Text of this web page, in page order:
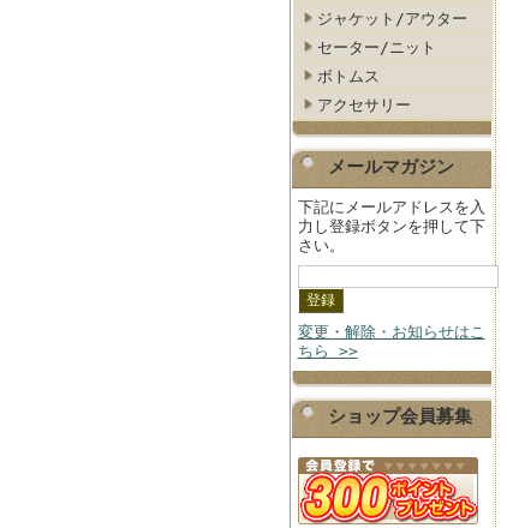
ジャケット/アウター
セーター/ニット
ボトムス
アクセサリー
メールマガジン
下記にメールアドレスを入
力し登録ボタンを押して下
さい。
変更・解除・お知らせはこ
ちら >>
ショップ会員募集